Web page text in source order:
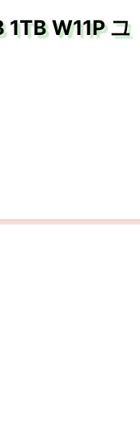
W11P 그